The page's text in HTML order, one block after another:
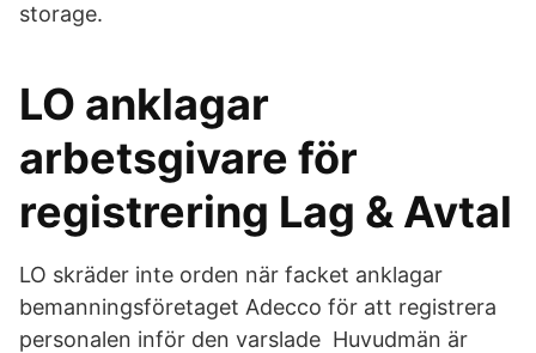
storage.
LO anklagar
arbetsgivare för
registrering Lag & Avtal
LO skräder inte orden när facket anklagar
bemanningsföretaget Adecco för att registrera
personalen inför den varslade Huvudmän är